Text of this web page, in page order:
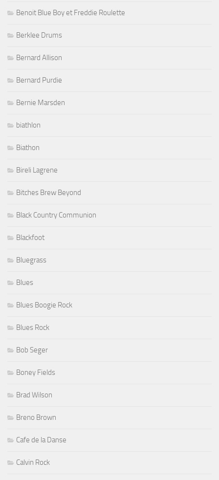
Benoit Blue Boy et Freddie Roulette
Berklee Drums
Bernard Allison
Bernard Purdie
Bernie Marsden
biathlon
Biathon
Bireli Lagrene
Bitches Brew Beyond
Black Country Communion
Blackfoot
Bluegrass
Blues
Blues Boogie Rock
Blues Rock
Bob Seger
Boney Fields
Brad Wilson
Breno Brown
Cafe de la Danse
Calvin Rock